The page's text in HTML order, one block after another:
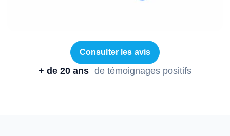
Consulter les avis
+ de 20 ans de témoignages positifs